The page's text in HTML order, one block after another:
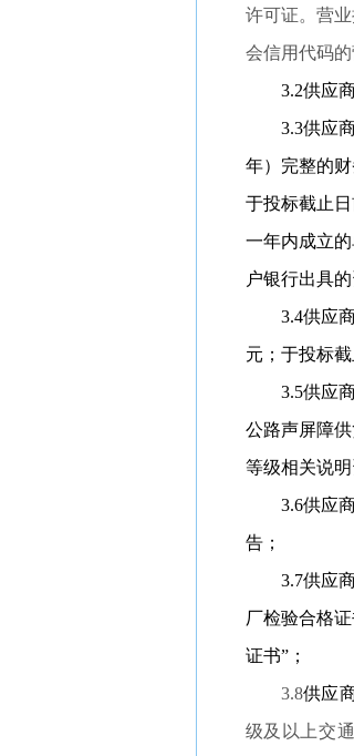
许可证。营
会信用代码的
3.2供应
3.3供应
年）完整的
于投标截止
一年内成立
户银行出具
3.4供应
元；于投标
3.5供应
公路声屏障
等级相关说明
3.6供应
告；
3.7供应
厂检验合格
证书”；
3.8供应
级及以上交